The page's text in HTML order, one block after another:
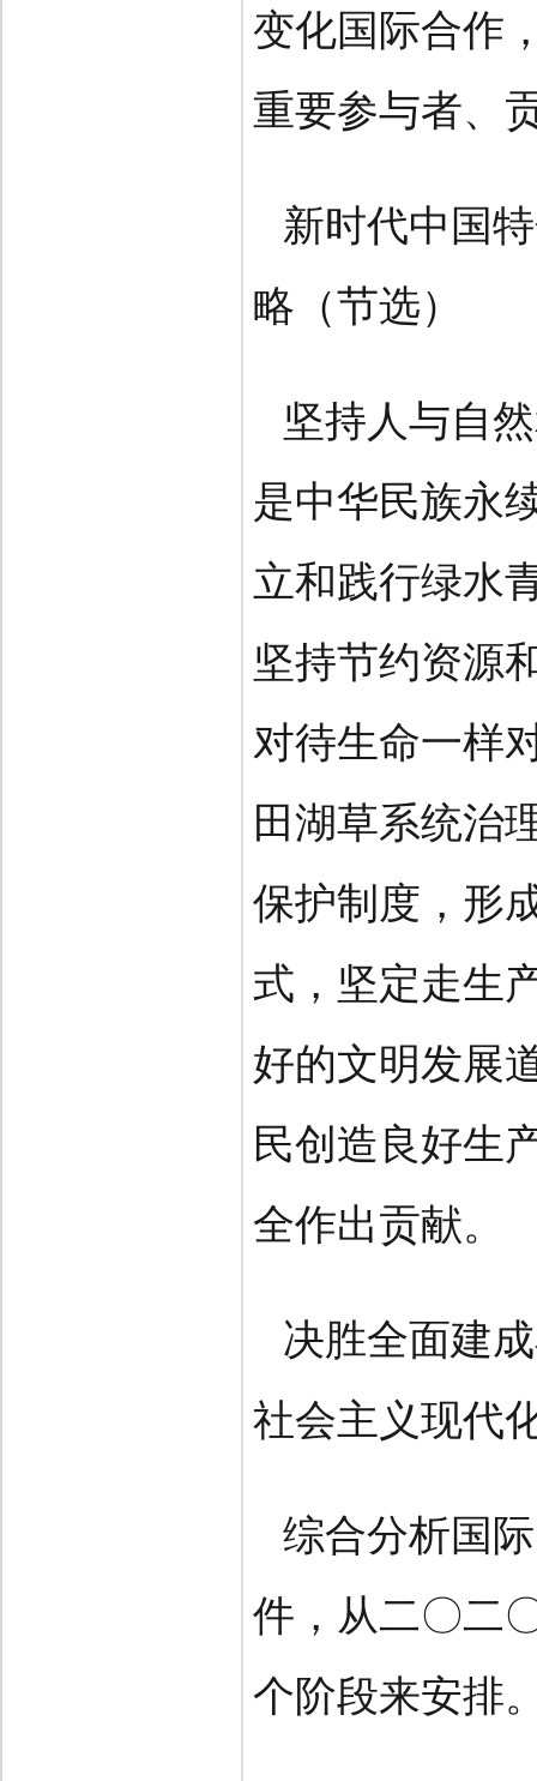
变化国际合作
重要参与者、
新时代中国
略（节选）
坚持人与自
是中华民族永
立和践行绿水
坚持节约资源
对待生命一样
田湖草系统治
保护制度，形
式，坚定走生
好的文明发展
民创造良好生
全作出贡献。
决胜全面建
社会主义现代
综合分析国
件，从二〇二
个阶段来安排